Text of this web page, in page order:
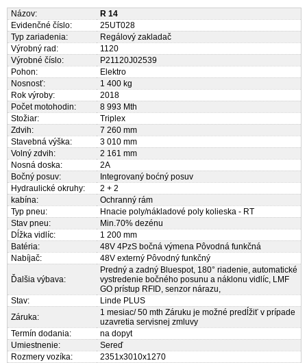
Názov:
R 14
Evidenčné číslo:
25UT028
Typ zariadenia:
Regálový zakladač
Výrobný rad:
1120
Výrobné číslo:
P21120J02539
Pohon:
Elektro
Nosnosť:
1 400 kg
Rok výroby:
2018
Počet motohodin:
8 993 Mth
Stožiar:
Triplex
Zdvih:
7 260 mm
Stavebná výška:
3 010 mm
Volný zdvih:
2 161 mm
Nosná doska:
2A
Bočný posuv:
Integrovaný boćný posuv
Hydraulické okruhy:
2 + 2
kabína:
Ochranný rám
Typ pneu:
Hnacie poly/nákladové poly kolieska - RT
Stav pneu:
Min.70% dezénu
Dĺžka vidlíc:
1 200 mm
Batéria:
48V 4PzS bočná výmena Pôvodná funkčná
Nabíjač:
48V externý Pôvodný funkčný
Ďalšia výbava:
Predný a zadný Bluespot, 180° riadenie, automatické
vystredenie bočného posunu a náklonu vidlíc, LMF
GO prístup RFID, senzor nárazu,
Stav:
Linde PLUS
Záruka:
1 mesiac/ 50 mth Záruku je možné predĺžiť v prípade
uzavretia servisnej zmluvy
Termín dodania:
na dopyt
Umiestnenie:
Sereď
Rozmery vozíka:
2351x3010x1270